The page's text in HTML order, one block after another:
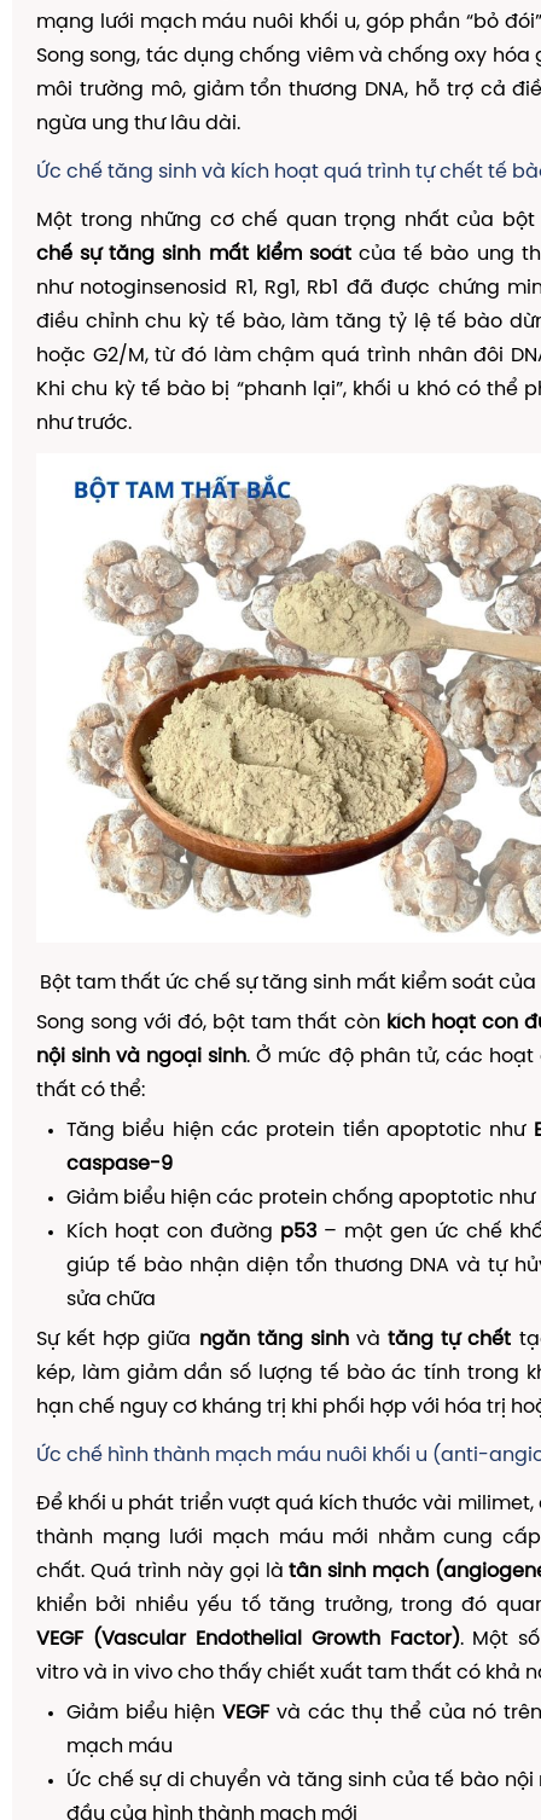
mạng lưới mạch máu nuôi khối u, góp phần “bỏ
Song song, tác dụng chống viêm và chống oxy hóa
môi trường mô, giảm tổn thương DNA, hỗ trợ cả
ngừa ung thư lâu dài.
Ức chế tăng sinh và kích hoạt quá trình tự chết tế
Một trong những cơ chế quan trọng nhất của
chế sự tăng sinh mất kiểm soátcủa tế bào ung
như notoginsenosid R1, Rg1, Rb1 đã được chứng
điều chỉnh chu kỳ tế bào, làm tăng tỷ lệ tế bào
hoặc G2/M, từ đó làm chậm quá trình nhân đôi
Khi chu kỳ tế bào bị “phanh lại”, khối u khó có thể
như trước.
Bột tam thất ức chế sự tăng sinh mất kiểm soát
Song song với đó, bột tam thất còn kích hoạt con
nội sinh và ngoại sinh. Ở mức độ phân tử, các
thất có thể:
Tăng biểu hiện các protein tiền apoptotic như
caspase-9
Giảm biểu hiện các protein chống apoptotic như
Kích hoạt con đường p53 – một gen ức chế
giúp tế bào nhận diện tổn thương DNA và tự
sửa chữa
Sự kết hợp giữa ngăn tăng sinhvàtăng tự chết
kép, làm giảm dần số lượng tế bào ác tính trong
hạn chế nguy cơ kháng trị khi phối hợp với hóa trị
Ức chế hình thành mạch máu nuôi khối u (anti-
Để khối u phát triển vượt quá kích thước vài milimet,
thành mạng lưới mạch máu mới nhằm cung
chất. Quá trình này gọi làtân sinh mạch
khiển bởi nhiều yếu tố tăng trưởng, trong đó
VEGF (Vascular Endothelial Growth Factor). Một
vitro và in vivo cho thấy chiết xuất tam thất có khả
Giảm biểu hiệnVEGFvà các thụ thể của nó
mạch máu
Ức chế sự di chuyển và tăng sinh của tế bào nội
đầu của hình thành mạch mới